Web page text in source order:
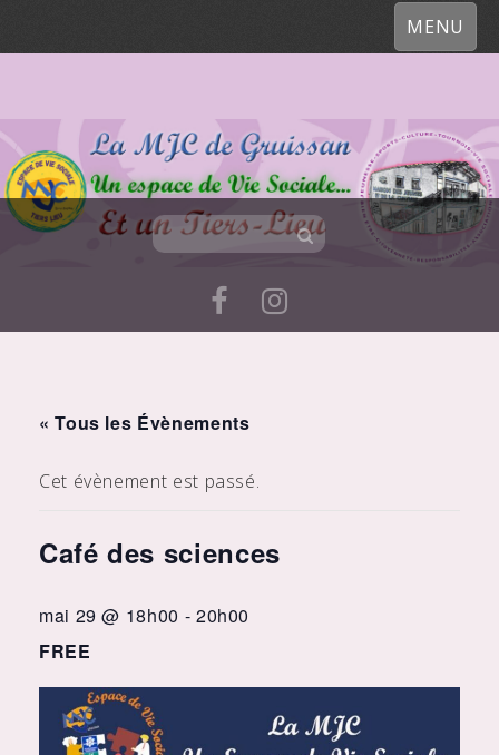
MENU
« Tous les Évènements
Cet évènement est passé.
Café des sciences
mai 29 @ 18h00 - 20h00
FREE